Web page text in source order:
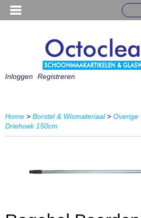
Inloggen Registreren
Home > Borstel & Wismateriaal> Overige
Driehoek 150cm